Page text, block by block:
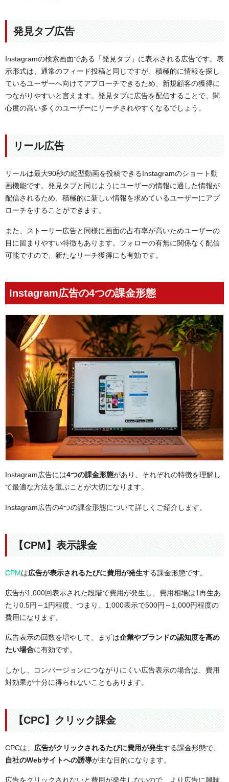
発見タブ広告
Instagramの検索画面である「発見タブ」に表示される広告です。表
示形式は、通常のフィード投稿と同じですが、積極的に情報を探し
ているユーザーへ向けてアプローチできるため、新規顧客の獲得に
つながりやすいと言えます。発見タブに広告を配信することで、関
心度の高い多くのユーザーにリーチされやすくなるでしょう。
リール広告
リールは最大90秒の縦型動画を投稿できるInstagramのショート動
画機能です。発見タブと同じようにユーザーの情報に適した情報が
配信されるため、積極的に新しい情報を求めているユーザーにアプ
ローチをすることができます。
また、ストーリー広告と同様に画面の占有率が高いためユーザーの
目に留まりやすい特徴もあります。フォローの有無に関係なく配信
可能ですので、新たなリーチ獲得にも有効です。
Instagram広告の4つの課金形態
Instagram広告には4つの課金形態があり、それぞれの特徴を理解し
て最適な方法を選ぶことが大切になります。
Instagram広告の4つの課金形態について詳しくご紹介します。
【CPM】表示課金
CPMは広告が表示されるたびに費用が発生する課金形態です。
広告が1,000回表示された段階で費用が発生し、費用相場は1再生あ
たり0.5円～1円程度、つまり、1,000表示で500円～1,000円程度の
費用になります。
広告表示の回数を増やして、まずは企業やブランドの認知度を高め
たい場合に有効です。
しかし、コンバージョンにつながりにくい広告表示の場合は、費用
対効果が十分に得られないこともあります。
【CPC】クリック課金
CPCは、 広告がクリックされるたびに費用が発生する課金形態で、
自社のWebサイトへの誘導が主な目的になります。
広告をクリックされないと費用が発生しないので、より広告に興味